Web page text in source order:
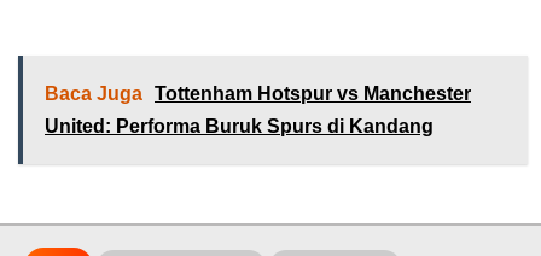
Baca Juga Tottenham Hotspur vs Manchester
United: Performa Buruk Spurs di Kandang